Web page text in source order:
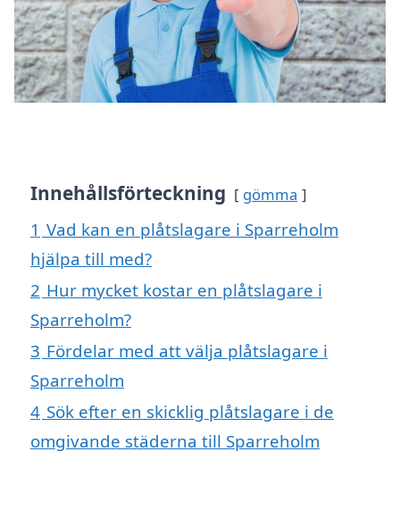
Innehållsförteckning gömma
1 Vad kan en plåtslagare i Sparreholm
hjälpa till med?
2 Hur mycket kostar en plåtslagare i
Sparreholm?
3 Fördelar med att välja plåtslagare i
Sparreholm
4 Sök efter en skicklig plåtslagare i de
omgivande städerna till Sparreholm